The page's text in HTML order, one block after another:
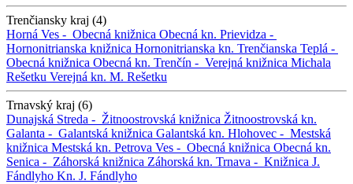
Trenčiansky kraj (4)
Horná Ves - Obecná knižnica Obecná kn. Prievidza -
Hornonitrianska knižnica Hornonitrianska kn. Trenčianska Teplá -
Obecná knižnica Obecná kn. Trenčín - Verejná knižnica Michala
Rešetku Verejná kn. M. Rešetku
Trnavský kraj (6)
Dunajská Streda - Žitnoostrovská knižnica Žitnoostrovská kn.
Galanta - Galantská knižnica Galantská kn. Hlohovec - Mestská
knižnica Mestská kn. Petrova Ves - Obecná knižnica Obecná kn.
Senica - Záhorská knižnica Záhorská kn. Trnava - Knižnica J.
Fándlyho Kn. J. Fándlyho